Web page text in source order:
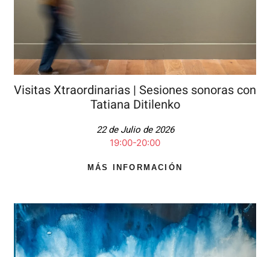
Visitas Xtraordinarias | Sesiones sonoras con
Tatiana Ditilenko
22 de Julio de 2026
19:00-20:00
MÁS INFORMACIÓN